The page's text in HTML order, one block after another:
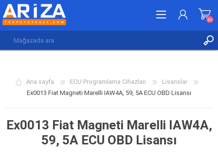
(0)
(0)
Ana sayfa ECU Programlama Cihazları
Lisanslar
Ex0013 Fiat Magneti Marelli IAW4A, 59, 5A ECU OBD Lisansı
Ex0013 Fiat Magneti Marelli IAW4A,
59, 5A ECU OBD Lisansı